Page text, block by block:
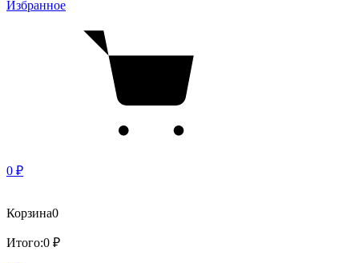
Избранное
0 ₽
Корзина0
Итого:0 ₽